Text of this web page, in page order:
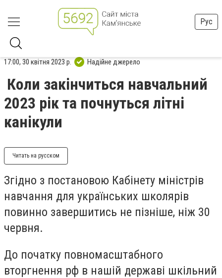
Рус
17:00, 30 квітня 2023 р. Надійне джерело
Коли закінчиться навчальний
2023 рік та почнуться літні
канікули
Читать на русском
Згідно з постановою Кабінету міністрів
навчання для українських школярів
повинно завершитись не пізніше, ніж 30
червня.
До початку повномасштабного
вторгнення рф в нашій державі шкільний